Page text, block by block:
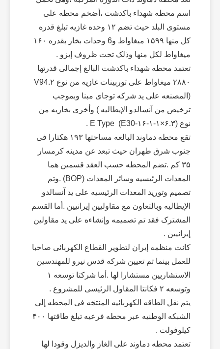
اسم محطه شهداء باکدشت ،أضخم محطه علی
مستوی البلد حیث تضم ۱۲ وحده غازیه تبلغ قدره
کل منها ۱۵۹۹ میغاواط و6 وحدات بخار بقدره ۱۶۰
میغاواط لکل منها وذلک تحت ظروف إیزو .
تعتمد محطه شهداء باکدشت البالغ إجمالی قدرتها
(المصنعه علی ید شرکه توجای مبنا وبموجب
ترخیص من آنسالدو الإیطالیه ) وأخری بخاریه من
نوع (E Type (E30-۱۶-۱-۱×۶.۳ .
تقع محطه دماوند البالغه مساحتها ۱۹۳ هکتارا فی
جنوب شرق طهران حیث تبعد عن مدینه کرمسار
۳۵ کم .تضم المحطه حسب العقد قسمین هما
المعدات الرئیسیه وسائر المعدات (BOP) .وتم
تصمیم وتورید المعدات الرئیسیه علی ید آنسالدو
الإیطالیه وبالتعاون مع مقاولیین إیرانیین .أما القسم
المشترک فقد تم تصمیمه وإنشاءه علی ید مقاولین
إیرانیین .
کانت منظمه إیران لتطویر القطاع الکهربائی صاحبا
للعمل بینما تم تعیین شرکه قدس نیرو للمهندسین
الاستشاریین مستشارا لها .أما شرکتا توسعه ۱
وتوسعه ۲ فکانتا المقاول الرئیسی للمشروع .
یتم نقل الطاقه الکهربائیه المنتجَه فی المحطه إلی
الشبکه الوطنیه عبر محطه فرعیه تبلغ طاقتها ۴۰۰
کیلوفولت .
تعتمد محطه دماوند علی الغاز والدیزل وقودا لها